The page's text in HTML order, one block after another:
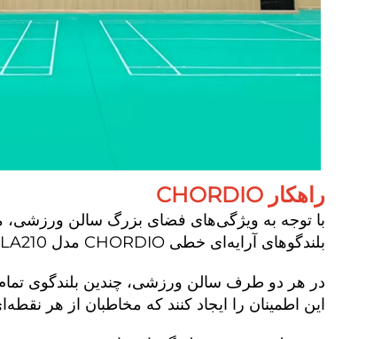
راهکار CHORDIO
بلندگوهای آرایه‌ای خطی CHORDIO مدل LA210 استفاده می‌کند که دارای هدایت‌پذیری عالی و توانایی تولید فشار صوتی قوی هستند.
در هر دو طرف سالن ورزشی، چندین بلندگوی
این اطمینان را ایجاد کنند که مخاطبان از هر